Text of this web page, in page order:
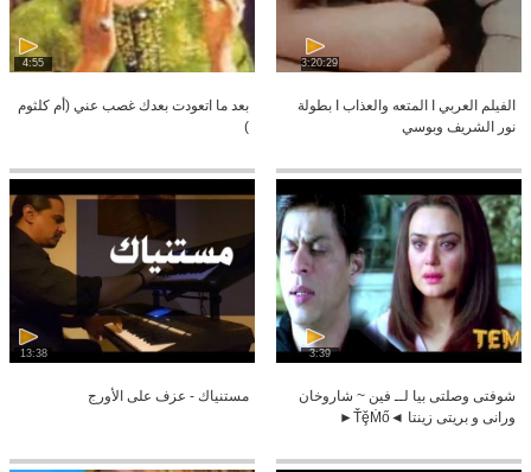
3:20:29
الفيلم العربي I المتعه والعذاب I بطولة
نور الشريف وبوسي
4:55
بعد ما اتعودت بعدك غصب عني (أم كلثوم
)
3:39
شوفتى وصلتى بيا لــ فين ~ شاروخان
ورانى و بريتى زينتا ◄ŤḝṀő►
13:38
مستنياك - عزف على الأورج